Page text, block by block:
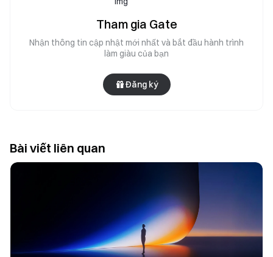
Tham gia Gate
Nhận thông tin cập nhật mới nhất và bắt đầu hành trình
làm giàu của bạn
Đăng ký
Bài viết liên quan